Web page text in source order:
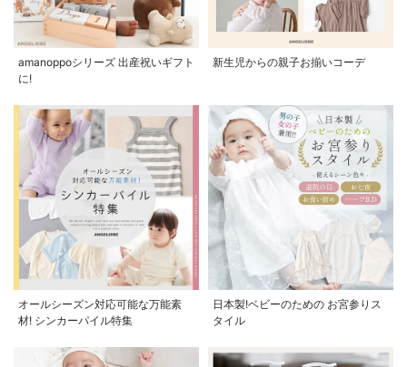
amanoppoシリーズ 出産祝いギフト
に!
新生児からの親子お揃いコーデ
オールシーズン対応可能な万能素
材! シンカーパイル特集
日本製!ベビーのための お宮参りス
タイル